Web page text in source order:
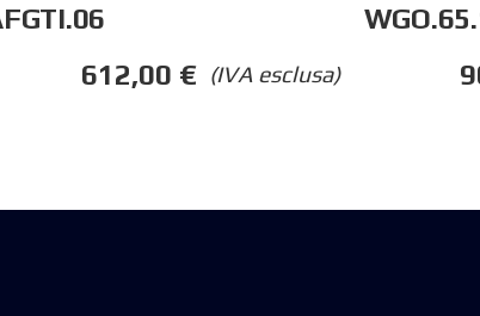
(IVA esclusa)
612,00 €